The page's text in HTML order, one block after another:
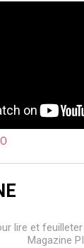
lire et
Magazine